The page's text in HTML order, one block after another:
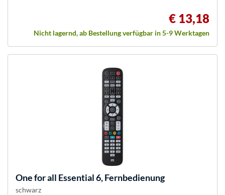
€ 13,18
Nicht lagernd, ab Bestellung verfügbar in 5-9 Werktagen
One for all Essential 6, Fernbedienung
schwarz